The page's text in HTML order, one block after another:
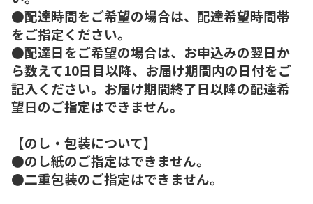
●配達時間をご希望の場合は、配達希望時間帯
をご指定ください。
●配達日をご希望の場合は、お申込みの翌日か
ら数えて10日目以降、お届け期間内の日付をご
記入ください。お届け期間終了日以降の配達希
望日のご指定はできません。
【のし・包装について】
●のし紙のご指定はできません。
●二重包装のご指定はできません。